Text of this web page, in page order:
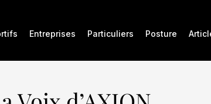
Entreprises Particuliers Posture